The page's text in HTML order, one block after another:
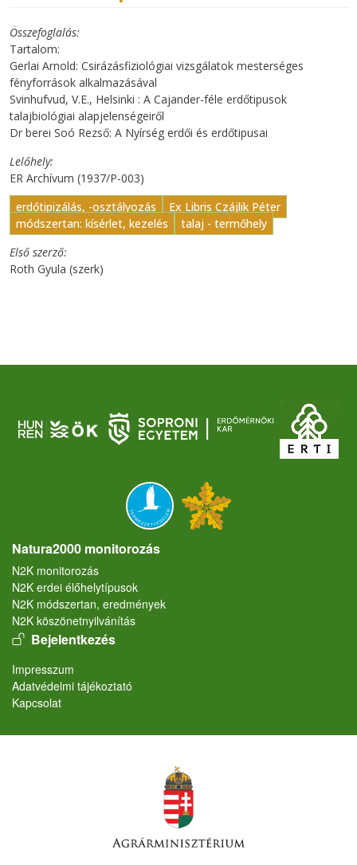
Összefoglalás
Tartalom:
Gerlai Arnold: Csirázásfiziológiai vizsgálatok mesterséges
fényforrások alkalmazásával
Svinhufvud, V.E., Helsinki : A Cajander-féle erdőtipusok
talajbiológiai alapjelenségeiről
Dr berei Soó Rezső: A Nyírség erdői és erdőtipusai
Lelőhely
ER Archívum (1937/P-003)
erdőtipizálás, -osztályozás
Ex Libris Czájlik Péter
módszertan: kísérlet, kezelés
talaj - termőhely
Első szerző
Roth Gyula (szerk)
Natura2000 monitorozás
N2K monitorozás
N2K erdei élőhelytípusok
N2K módszertan, eredmények
N2K köszönetnyilvánítás
User account menu
Bejelentkezés
Lábléc
Impresszum
Adatvédelmi tájékoztató
Kapcsolat